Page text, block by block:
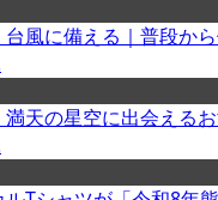
台風に備える｜普段か
満天の星空に出会える